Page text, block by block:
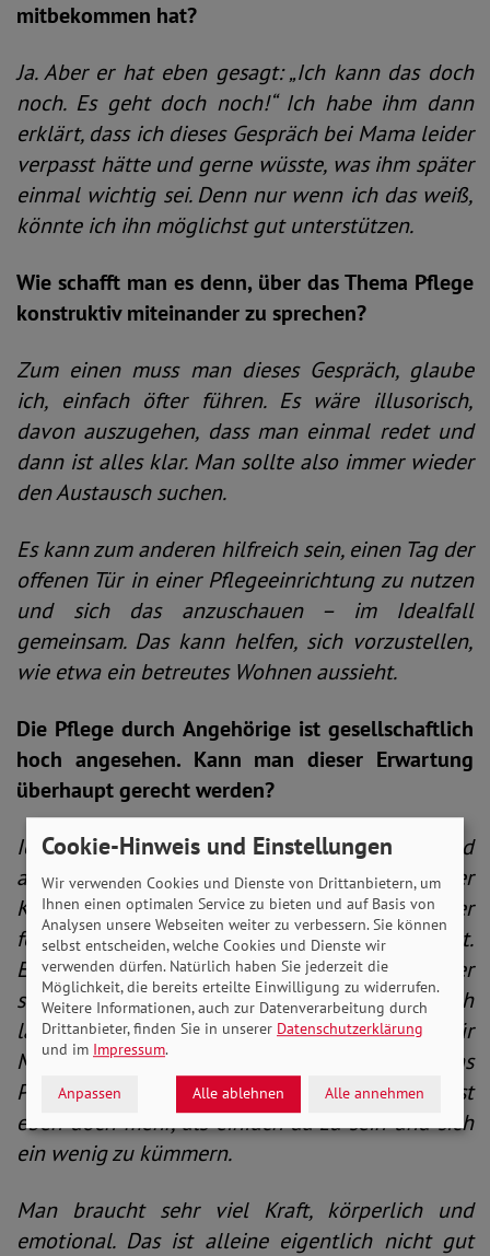
mitbekommen hat?
Ja. Aber er hat eben gesagt: „Ich kann das doch
noch. Es geht doch noch!“ Ich habe ihm dann
erklärt, dass ich dieses Gespräch bei Mama leider
verpasst hätte und gerne wüsste, was ihm später
einmal wichtig sei. Denn nur wenn ich das weiß,
könnte ich ihn möglichst gut unterstützen.
Wie schafft man es denn, über das Thema Pflege
konstruktiv miteinander zu sprechen?
Zum einen muss man dieses Gespräch, glaube
ich, einfach öfter führen. Es wäre illusorisch,
davon auszugehen, dass man einmal redet und
dann ist alles klar. Man sollte also immer wieder
den Austausch suchen.
Es kann zum anderen hilfreich sein, einen Tag der
offenen Tür in einer Pflegeeinrichtung zu nutzen
und sich das anzuschauen – im Idealfall
gemeinsam. Das kann helfen, sich vorzustellen,
wie etwa ein betreutes Wohnen aussieht.
Die Pflege durch Angehörige ist gesellschaftlich
hoch angesehen. Kann man dieser Erwartung
überhaupt gerecht werden?
Ich denke, dass das eigentlich gar nicht geht und
auch gar nicht möglich ist. Gerade bei einer
Krankheit wie Demenz, die nun mal immer weiter
fortschreitet, egal, wie viel man macht und gibt.
Es ist ja nie genug, weil man die Krankheit weder
stoppen noch heilen kann. Ich dachte auch
lange, es wäre zu Hause am Allerbesten für
Mama, und hatte Schuldgefühle, als sie ins
Pflegeheim zog. Aber eine Pflegesituation ist
eben doch mehr, als einfach da zu sein und sich
ein wenig zu kümmern.
Man braucht sehr viel Kraft, körperlich und
emotional. Das ist alleine eigentlich nicht gut
Cookie-Hinweis und Einstellungen
Wir verwenden Cookies und Dienste von Drittanbietern, um
Ihnen einen optimalen Service zu bieten und auf Basis von
Analysen unsere Webseiten weiter zu verbessern. Sie können
selbst entscheiden, welche Cookies und Dienste wir
verwenden dürfen. Natürlich haben Sie jederzeit die
Möglichkeit, die bereits erteilte Einwilligung zu widerrufen.
Weitere Informationen, auch zur Datenverarbeitung durch
Drittanbieter, finden Sie in unserer Datenschutzerklärung
und im Impressum.
Anpassen Alle ablehnen Alle annehmen